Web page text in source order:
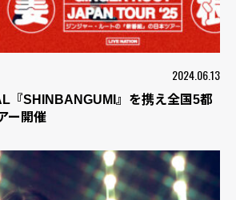
2024.06.13
『SHINBANGUMI』を携え全国5都
ー開催